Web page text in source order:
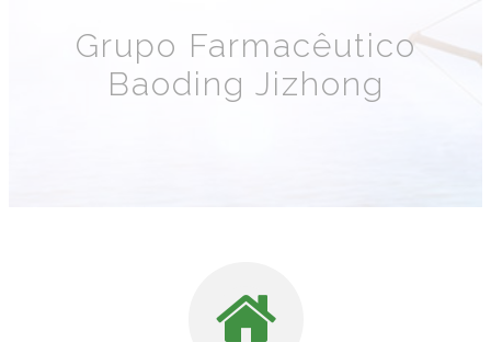
Grupo Farmacêutico
Baoding Jizhong